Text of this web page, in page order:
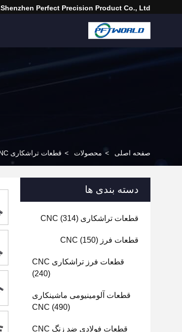
Shenzhen Perfect Precision Product Co., Ltd.
صفحه اصلی > محصولات > قطعات تراشکاری CNC
دسته بندی ها
قطعات تراشکاری CNC (314)
قطعات فرز CNC (150)
قطعات فرز تراشکاری CNC
(240)
قطعات آلومینیومی ماشینکاری
CNC (490)
قطعات فولادی ضد زنگ CNC